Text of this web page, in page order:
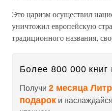
Это царизм осуществил
уничтожил европейскую
традиционного названия,
Более 800 000 книг
Получи 2 месяца
подарок и